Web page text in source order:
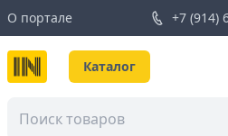
О портале +7 (914)
Каталог